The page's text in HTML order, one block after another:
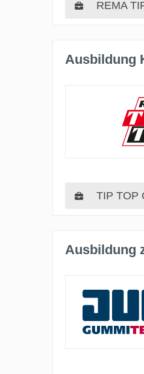
REMA
Ausbildung
TIP TOP
Ausbildung